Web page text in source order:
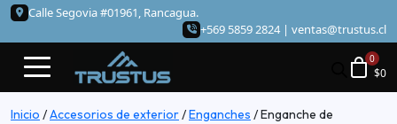
Calle Segovia #01961, Rancagua.
+569 5859 2824 | ventas@trustus.cl
$0
Inicio /Accesorios de exterior/Enganches /Enganche de